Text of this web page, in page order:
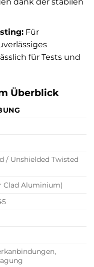
dank der stabilen
Für
für Tests und
Überblick
/ Unshielded Twisted
Clad Aluminium)